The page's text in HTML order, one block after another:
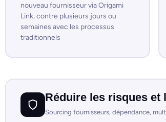
nouveau fournisseur via Origami
Link, contre plusieurs jours ou
semaines avec les processus
traditionnels
Réduire les risques et
Sourcing fournisseurs, dépendance,